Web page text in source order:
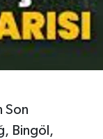
Son
Bingöl,